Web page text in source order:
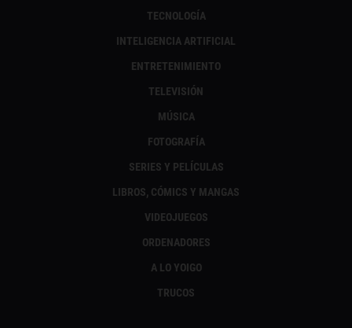
TECNOLOGÍA
INTELIGENCIA ARTIFICIAL
ENTRETENIMIENTO
TELEVISIÓN
MÚSICA
FOTOGRAFÍA
SERIES Y PELÍCULAS
LIBROS, CÓMICS Y MANGAS
VIDEOJUEGOS
ORDENADORES
A LO YOIGO
TRUCOS